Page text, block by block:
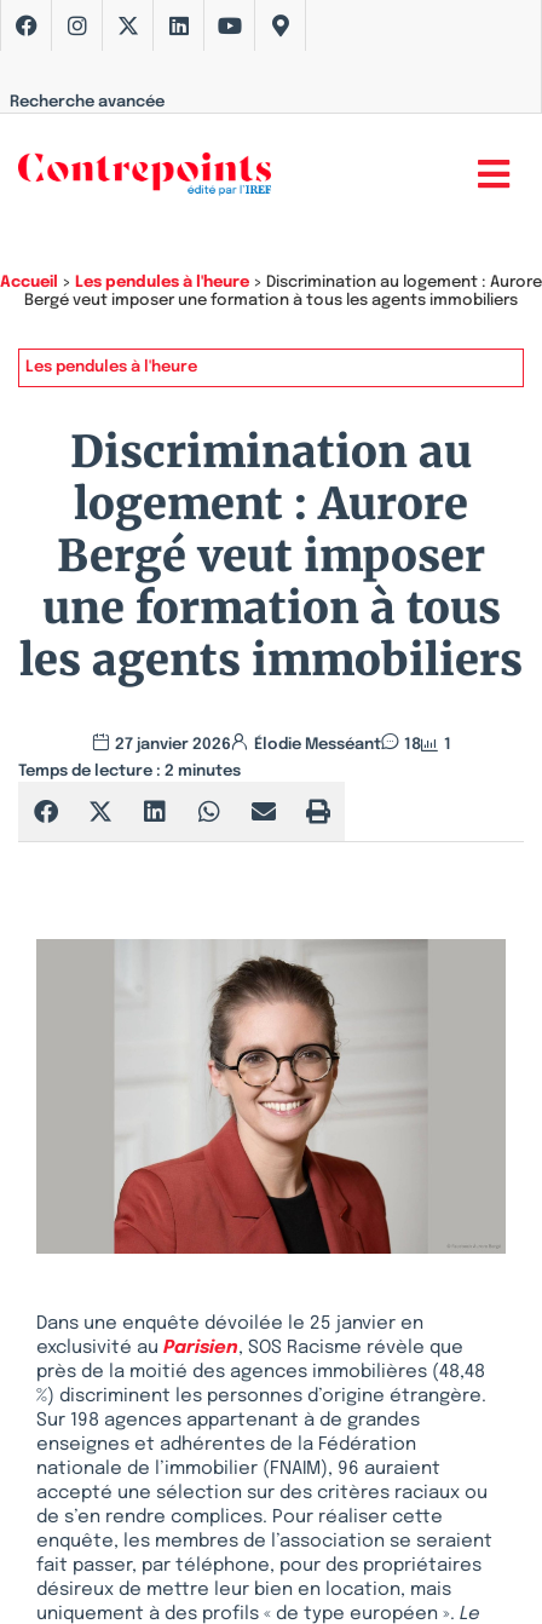
Recherche avancée
Accueil > Les pendules à l'heure > Discrimination au logement : Aurore
Bergé veut imposer une formation à tous les agents immobiliers
Les pendules à l'heure
Discrimination au
logement : Aurore
Bergé veut imposer
une formation à tous
les agents immobiliers
27 janvier 2026 Élodie Messéant 18
1
Temps de lecture : 2 minutes
Dans une enquête dévoilée le 25 janvier en
exclusivité au Parisien, SOS Racisme révèle que
près de la moitié des agences immobilières (48,48
%) discriminent les personnes d’origine étrangère.
Sur 198 agences appartenant à de grandes
enseignes et adhérentes de la Fédération
nationale de l’immobilier (FNAIM), 96 auraient
accepté une sélection sur des critères raciaux ou
de s’en rendre complices. Pour réaliser cette
enquête, les membres de l’association se seraient
fait passer, par téléphone, pour des propriétaires
désireux de mettre leur bien en location, mais
uniquement à des profils « de type européen ». Le